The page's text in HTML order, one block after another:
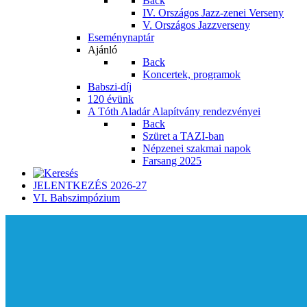
IV. Országos Jazz-zenei Verseny
V. Országos Jazzverseny
Eseménynaptár
Ajánló
Back
Koncertek, programok
Babszi-díj
120 évünk
A Tóth Aladár Alapítvány rendezvényei
Back
Szüret a TAZI-ban
Népzenei szakmai napok
Farsang 2025
JELENTKEZÉS 2026-27
VI. Babszimpózium